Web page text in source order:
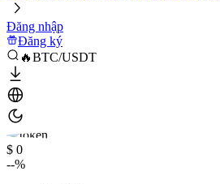
Đăng nhập
Đăng ký
🔥BTC/USDT
$ 0
--%